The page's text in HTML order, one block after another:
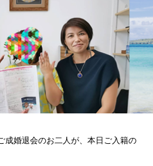
成婚退会のお二人が、本日ご入籍の